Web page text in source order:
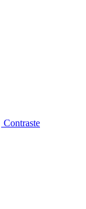
Contraste